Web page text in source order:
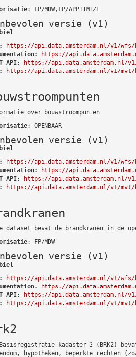
: FP/MDW,FP/APPTIMIZE
versie (v1)
https://api.data.amsterdam.nl/v1/wfs/
https://
API:
https://api.data.amsterdam.nl/
https://api.data.amsterdam.nl/v1/mvt/
over bouwstroompunten
: OPENBAAR
versie (v1)
https://api.data.amsterdam.nl/v1/wfs/
https://
API:
https://api.data.amsterdam.nl/v1/
https://api.data.amsterdam.nl/v1/mvt/
dataset bevat de brandkranen in de
: FP/MDW
versie (v1)
https://api.data.amsterdam.nl/v1/wfs/
https://
API:
https://api.data.amsterdam.nl/
https://api.data.amsterdam.nl/v1/mvt/
kadaster 2 (BRK2)
hypotheken, beperkte rechten